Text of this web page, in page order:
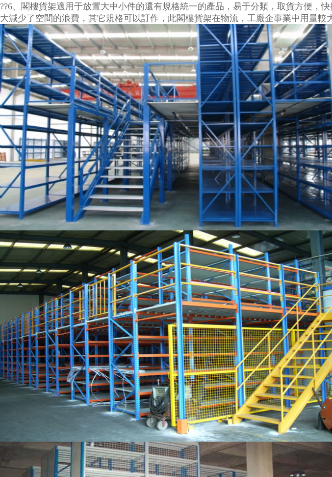
??6、閣樓貨架適用于放置大中小件的還有規格統一的產品，易于分類，取貨方便，
大減少了空間的浪費，其它規格可以訂作，此閣樓貨架在物流，工廠企事業中用量較